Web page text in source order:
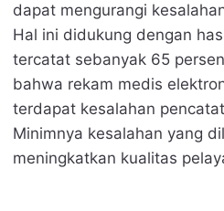
dapat mengurangi
Hal ini didukung dengan
tercatat sebanyak 65
bahwa rekam medis
terdapat kesalahan
Minimnya kesalahan yang
meningkatkan kualitas